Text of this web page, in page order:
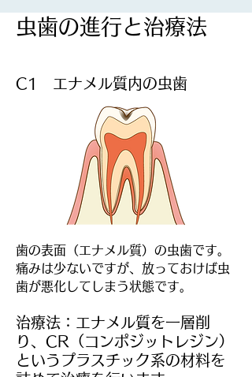
​虫歯の進行と治療法
C1 エナメル質内の虫歯
歯の表面（エナメル質）の虫歯です。
痛みは少ないですが、放っておけば虫
歯が悪化してしまう状態です。
治療法：エナメル質を一層削
り、CR（コンポジットレジン）
というプラスチック系の材料を